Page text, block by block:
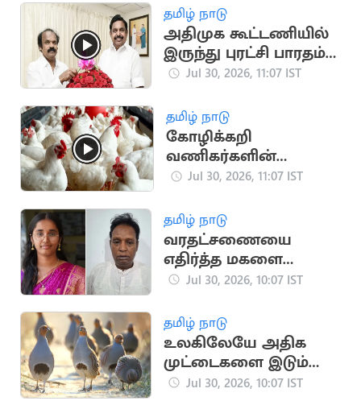
தமிழ் நாடு
அதிமுக கூட்டணியில்
இருந்து புரட்சி பாரதம்
கட்சி விலகல்
Jul 30, 2026, 11:07 IST
தமிழ் நாடு
கோழிக்கறி
வணிகர்களின்
போராட்டம் வாபஸ்..
இல்லை
Jul 30, 2026, 11:07 IST
தமிழ் நாடு
வரதட்சணையை
எதிர்த்த மகளை
கத்தியால் குத்திய
Jul 30, 2026, 10:07 IST
தமிழ் நாடு
உலகிலேயே அதிக
முட்டைகளை இடும்
பறவை எது தெரியுமா?
Jul 30, 2026, 10:07 IST